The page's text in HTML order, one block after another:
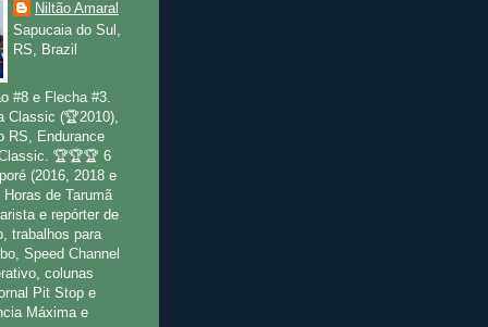
Niltão Amaral
Sapucaia do Sul,
RS, Brazil
#8 e Flecha #3.
Classic (🏆2010),
RS, Endurance
🏆🏆🏆 6
(2016, 2018 e
de Tarumã
e repórter de
trabalhos para
Speed Channel
colunas
Pit Stop e
Máxima e